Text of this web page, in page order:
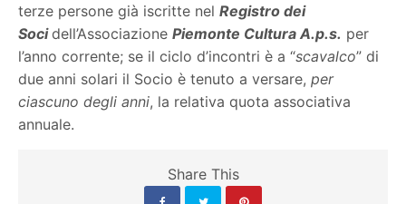
terze persone già iscritte nelRegistro dei
Soci dell’AssociazionePiemonte Cultura A.p.s. per
l’anno corrente; se il ciclo d’incontri è a “scavalco” di
due anni solari il Socio è tenuto a versare,per
ciascuno degli anni, la relativa quota associativa
annuale.
Share This